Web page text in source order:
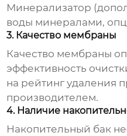
Минерализатор
воды минералами,
3. Качество мембраны
Качество мембраны
эффективность
на рейтинг удаления
производителем.
4. Наличие
Накопительный бак